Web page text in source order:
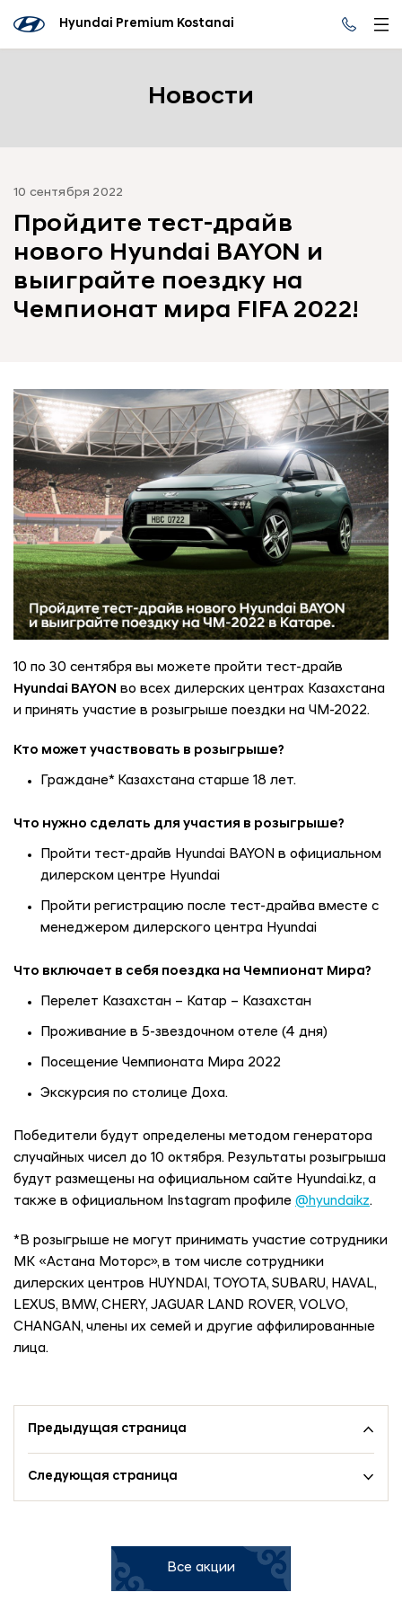
Hyundai Premium Kostanai
Новости
10 сентября 2022
Пройдите тест-драйв
нового Hyundai BAYON и
выиграйте поездку на
Чемпионат мира FIFA 2022!
10 по 30 сентября вы можете пройти тест-драйв
Hyundai BAYON во всех дилерских центрах Казахстана
и принять участие в розыгрыше поездки на ЧМ-2022.
Кто может участвовать в розыгрыше?
Граждане* Казахстана старше 18 лет.
Что нужно сделать для участия в розыгрыше?
Пройти тест-драйв Hyundai BAYON в официальном
дилерском центре Hyundai
Пройти регистрацию после тест-драйва вместе с
менеджером дилерского центра Hyundai
Что включает в себя поездка на Чемпионат Мира?
Перелет Казахстан – Катар – Казахстан
Проживание в 5-звездочном отеле (4 дня)
Посещение Чемпионата Мира 2022
Экскурсия по столице Доха.
Победители будут определены методом генератора
случайных чисел до 10 октября. Результаты розыгрыша
будут размещены на официальном сайте Hyundai.kz, а
также в официальном Instagram профиле @hyundaikz.
*В розыгрыше не могут принимать участие сотрудники
МК «Астана Моторс», в том числе сотрудники
дилерских центров HUYNDAI, TOYOTA, SUBARU, HAVAL,
LEXUS, BMW, CHERY, JAGUAR LAND ROVER, VOLVO,
CHANGAN, члены их семей и другие аффилированные
лица.
Предыдущая страница
Следующая страница
Все акции